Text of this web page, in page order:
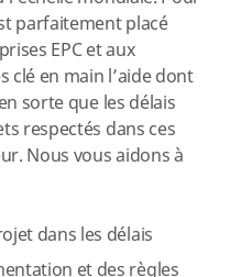
parfaitement placé
EPC et aux
clé en main l’aide dont
sorte que les délais
respectés dans ces
Nous vous aidons à
dans les délais
et des règles